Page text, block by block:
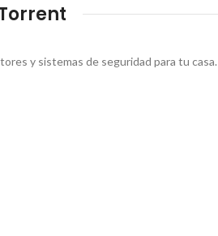
Torrent
y sistemas de seguridad para tu casa.